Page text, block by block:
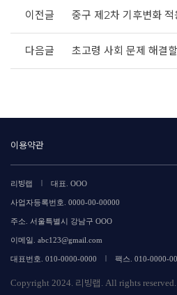
이전글
다음글 초고령 사회 문제 해결
이용약관
리빙랩 | 대표. OOO
사업자등록번호. 0000-00-00000
주소. 서울특별시 강남구 OOO
이메일. abc123@gmail.com
대표번호. 010-0000-0000 | 팩스. 010-0000-
Copyright 2024. 리빙랩. All rights reserved.